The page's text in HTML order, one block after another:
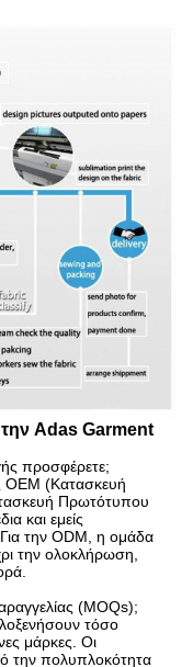
Adas Garment
προσφέρετε;​
OEM (Κατασκευή
Πρωτότυπου
και εμείς
την ODM, η ομάδα
την ολοκλήρωση,
(MOQs);​
τόσο
μάρκες. Οι
την πολυπλοκότητα